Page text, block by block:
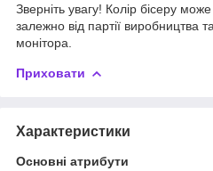
Зверніть увагу! Колір бісеру
залежно від партії виробництва
монітора.
Приховати
Характеристики
Основні атрибути